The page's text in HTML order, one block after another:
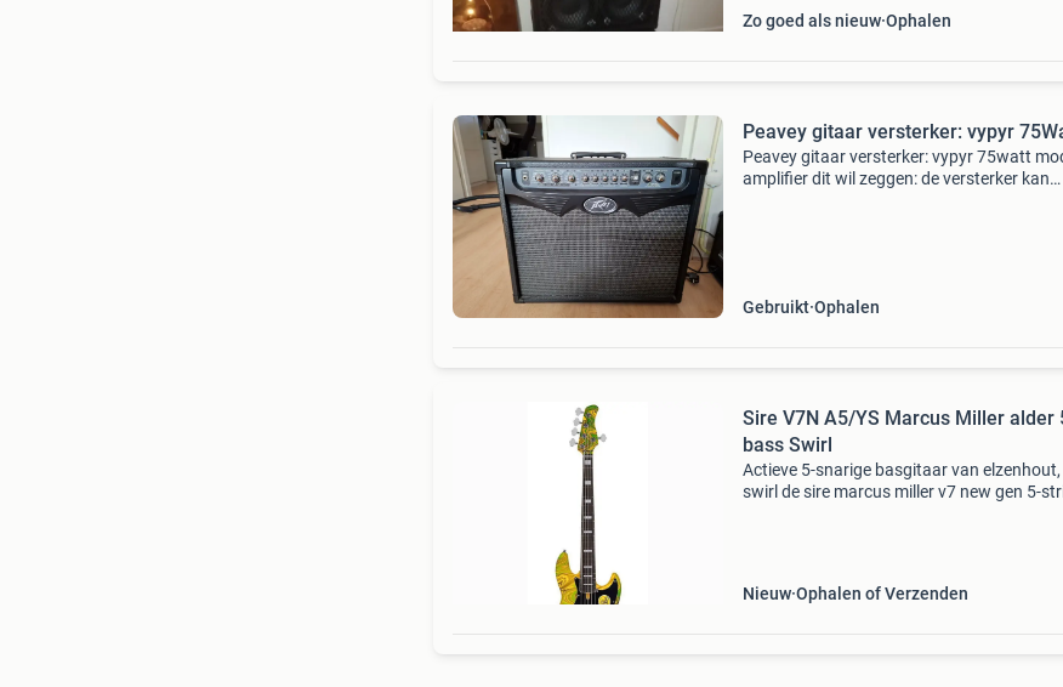
Zo goed als nieuw Ophalen
Peavey gitaar versterker: vypyr
Peavey gitaar versterker: vypyr 75watt
amplifier dit wil zeggen: de versterker kan
Gebruikt Ophalen
Sire V7N A5/YS Marcus Miller alder
bass Swirl
Actieve 5-snarige basgitaar van
swirl de sire marcus miller v7 new gen 5-
Nieuw Ophalen of Verzenden